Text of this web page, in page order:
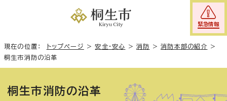
緊急情報
現在の位置： トップページ >安全・安心 >消防 >消防本部の紹介
>
桐生市消防の沿革
桐生市消防の沿革